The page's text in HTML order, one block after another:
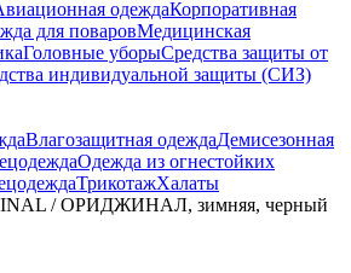
одеждаКорпоративная
для поваровМедицинская
Головные уборыСредства защиты от
индивидуальной защиты (СИЗ)
Влагозащитная одеждаДемисезонная
Одежда из огнестойких
ТрикотажХалаты
/ ОРИДЖИНАЛ, зимняя, черный